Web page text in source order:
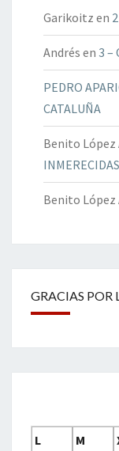
Garikoitz en
Andrés en 3 –
PEDRO
CATALUÑA
Benito López
INMERECIDAS
Benito López
GRACIAS POR
L
M